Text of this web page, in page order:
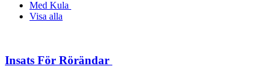
Med Kula
Visa alla
Insats För Rörändar